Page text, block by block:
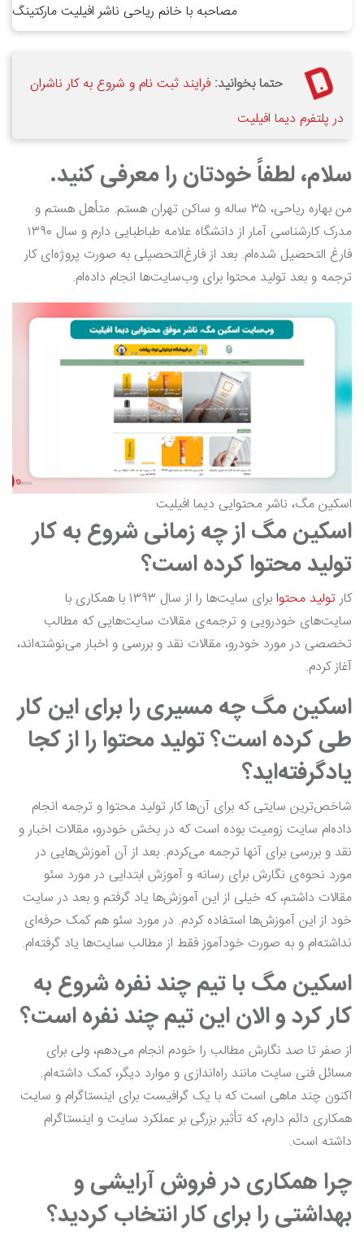
مصاحبه با خانم ریاحی ناشر افیلیت مارکتینگ
حتما بخوانید: فرایند ثبت نام و شروع به کار ناشران
در پلتفرم دیما افیلیت
سلام، لطفاً خودتان را معرفی کنید.
من بهاره ریاحی، ۳۵ ساله و ساکن تهران هستم. متأهل هستم و
مدرک کارشناسی آمار از دانشگاه علامه طباطبایی دارم و سال ۱۳۹۰
فارغ التحصیل شده‌ام. بعد از فارغ‌التحصیلی به صورت پروژه‌ای کار
ترجمه و بعد تولید محتوا برای وب‌سایت‌ها انجام داده‌ام.
اسکین مگ، ناشر محتوایی دیما افیلیت
اسکین مگ از چه زمانی شروع به کار
تولید محتوا کرده‌ است؟
کارتولید محتوا
برای سایت‌ها را از سال ۱۳۹۳ با همکاری با
سایت‌های خودرویی و ترجمه‌ی مقالات سایت‌هایی که مطالب
تخصصی در مورد خودرو، مقالات نقد‌ و بررسی و اخبار می‌نوشته‌اند،
آغاز کردم.
اسکین مگ چه مسیری را برای این کار
طی کرده است؟ تولید محتوا را از کجا
یادگرفته‌اید؟
شاخص‌ترین سایتی که برای آن‌ها کار تولید محتوا و ترجمه انجام
داده‌ام سایت زومیت بوده است که در بخش خودرو، مقالات اخبار و
نقد و بررسی برای آنها ترجمه می‌کردم. بعد از آن آموزش‌هایی در
مورد نحوه‌ی نگارش برای رسانه و آموزش ابتدایی در مورد سئو
مقالات داشتم، که خیلی از این آموزش‌ها یاد گرفتم و بعد در سایت
خود از این آموزش‌ها استفاده کردم. در مورد سئو هم کمک حرفه‌ای
نداشته‌ام و به صورت خودآموز فقط از مطالب سایت‌ها یاد گرفته‌ام.
اسکین مگ با تیم چند نفره شروع به
کار کرد و الان این تیم چند نفره است؟
از صفر تا صد نگارش مطالب را خودم انجام می‌دهم، ولی برای
مسائل فنی سایت مانند راه‌اندازی و موارد دیگر، کمک داشته‌ام.
اکنون چند ماهی است که با یک گرافیست برای اینستاگرام و سایت
همکاری دائم دارم، که تأثیر بزرگی بر عملکرد سایت و اینستاگرام
داشته است.
چرا همکاری در فروش آرایشی و
بهداشتی را برای کار انتخاب کردید؟